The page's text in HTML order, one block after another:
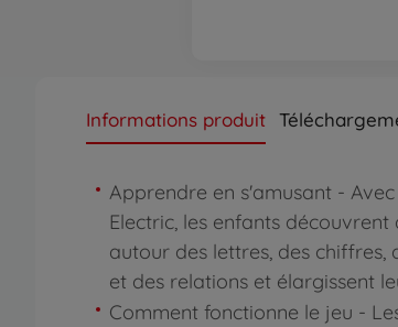
Informations produit
Apprendre en s'amusant -
Electric, les enfants
autour des lettres, des chiffres,
et des relations et élargissent
Comment fonctionne le jeu -